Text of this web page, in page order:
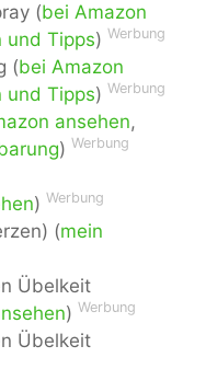
(bei Amazon
und Tipps) Werbung
(bei Amazon
und Tipps) Werbung
ansehen,
) Werbung
) Werbung
(mein
Übelkeit
) Werbung
Übelkeit